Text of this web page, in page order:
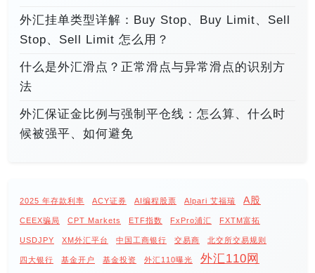
外汇挂单类型详解：Buy Stop、Buy Limit、Sell
Stop、Sell Limit 怎么用？
什么是外汇滑点？正常滑点与异常滑点的识别方
法
外汇保证金比例与强制平仓线：怎么算、什么时
候被强平、如何避免
2025 年存款利率 ACY证券 AI编程股票 Alpari 艾福瑞 A股
CEEX骗局 CPT Markets ETF指数 FxPro浦汇 FXTM富拓
USDJPY XM外汇平台 中国工商银行 交易商 北交所交易规则
四大银行 基金开户 基金投资 外汇110曝光 外汇110网